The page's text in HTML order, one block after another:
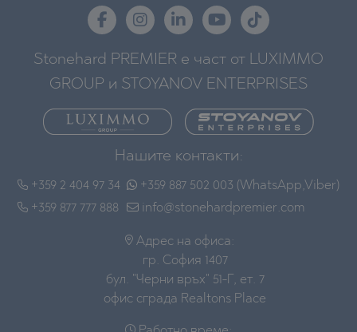
Stonehard PREMIER е част от LUXIMMO
GROUP и STOYANOV ENTERPRISES
Нашите контакти:
+359 2 404 97 34
+359 877 777 888
+359 887 502 003 (WhatsApp,Viber)
info@stonehardpremier.com
Адрес на офиса:
гр. София 1407
бул. "Черни връх" 51-Г, ет. 7
офис сграда Realtons Place